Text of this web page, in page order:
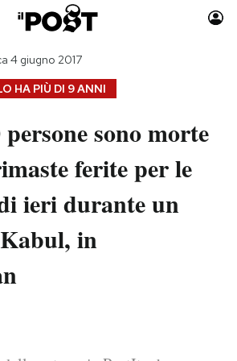
Auto
Moda
Consumismi
Storie/Idee
Media
HA PIÙ DI 9 ANNI
4 giugno 2017
sono morte
ferite per le
ieri durante un
in